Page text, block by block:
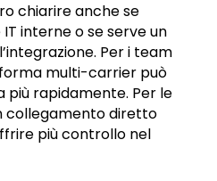
chiarire anche se
interne o se serve un
Per i team
multi-carrier può
più rapidamente. Per le
collegamento diretto
più controllo nel